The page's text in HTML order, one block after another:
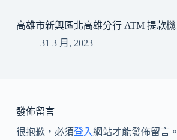
高雄市新興區北高雄分行 ATM 提款機
31 3 月, 2023
發佈留言
很抱歉，必須登入網站才能發佈留言。